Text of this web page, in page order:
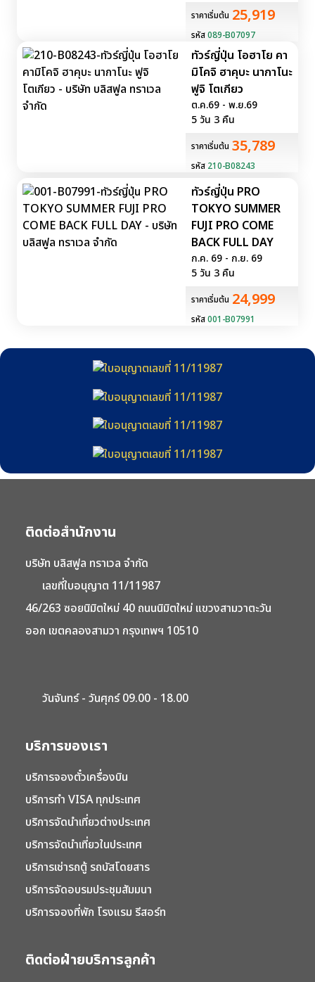
ราคาเริ่มต้น 25,919
รหัส089-B07097
ทัวร์ญี่ปุ่น โอฮาโย คา
มิโคจิ ฮาคุบะ นากาโนะ
ฟูจิ โตเกียว
ต.ค.69 - พ.ย.69
5 วัน 3 คืน
ราคาเริ่มต้น 35,789
รหัส 210-B08243
ทัวร์ญี่ปุ่น PRO
TOKYO SUMMER
FUJI PRO COME
BACK FULL DAY
ก.ค. 69 - ก.ย. 69
5 วัน 3 คืน
ราคาเริ่มต้น 24,999
รหัส001-B07991
ติดต่อสำนักงาน
บริษัท บลิสฟูล ทราเวล จำกัด
เลขที่ใบอนุญาต 11/11987
46/263 ซอยนิมิตใหม่ 40 ถนนนิมิตใหม่ แขวงสามวาตะวัน
ออก เขตคลองสามวา กรุงเทพฯ 10510
วันจันทร์ - วันศุกร์ 09.00 - 18.00
บริการของเรา
บริการจองตั๋วเครื่องบิน
บริการทำ VISA ทุกประเทศ
บริการจัดนำเที่ยวต่างประเทศ
บริการจัดนำเที่ยวในประเทศ
บริการเช่ารถตู้ รถบัสโดยสาร
บริการจัดอบรมประชุมสัมมนา
บริการจองที่พัก โรงแรม รีสอร์ท
ติดต่อฝ่ายบริการลูกค้า